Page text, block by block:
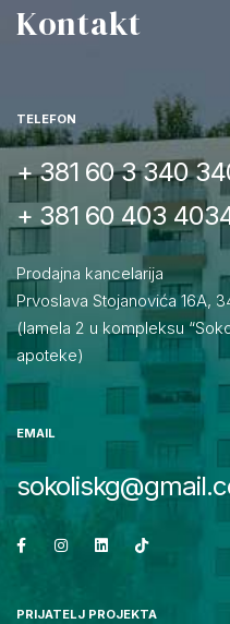
Kontakt
TELEFON
+ 381 60 3 340
+ 381 60 403
Prodajna kancelarija
Prvoslava Stojanovića 16A,
(lamela 2 u kompleksu
apoteke)
EMAIL
PRIJATELJ PROJEKTA